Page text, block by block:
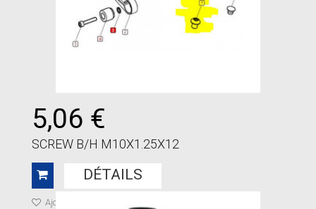
5,06 €
SCREW B/H M10X1.25X12
DÉTAILS
Ajouter à ma liste de cadeaux